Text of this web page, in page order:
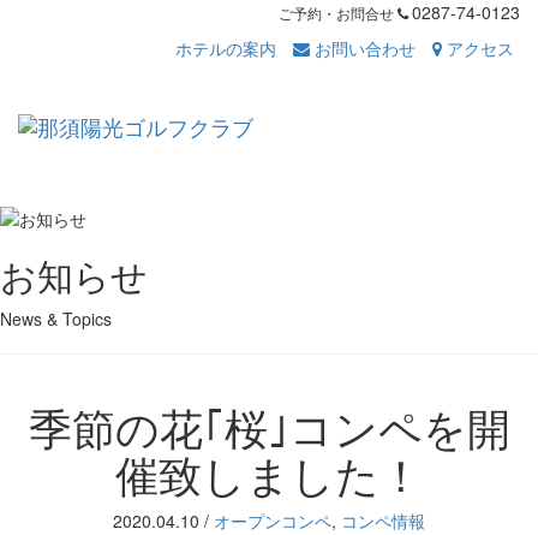
ご予約・お問合せ
0287-74-0123
ホテルの案内
お問い合わせ アクセス
お知らせ
News & Topics
季節の花｢桜｣コンペを開
催致しました！
2020.04.10 / オープンコンペ, コンペ情報